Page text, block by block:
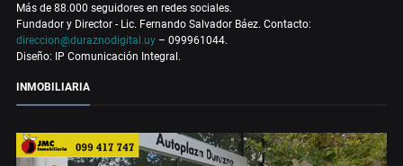
Más de 88.000 seguidores en redes sociales.
Fundador y Director - Lic. Fernando Salvador Báez. Contacto:
direccion@duraznodigital.uy – 099961044.
Diseño: IP Comunicación Integral.
INMOBILIARIA